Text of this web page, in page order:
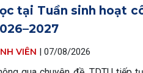
tại Tuần sinh hoạt
VIÊN | 07/08/2026